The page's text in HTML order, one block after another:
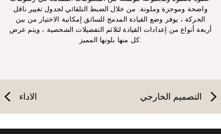
واضحة وموجزة وملونة. من خلال الضبط التلقائي لجدول تغيير ناقل
الحركة ، يوفر وضع القيادة المدمج للسائق إمكانية الاختيار من بين
أربعة أنواع من إعدادات القيادة لتلائم التفضيلات الشخصية ، ويتم عرض
التصميم الخارجي الاداء